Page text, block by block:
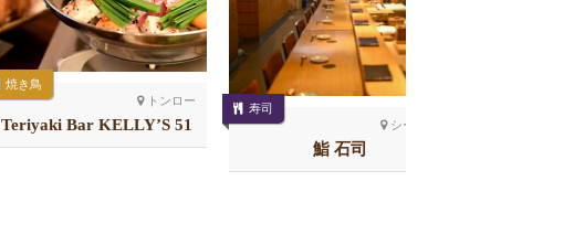
トンロー
焼き鳥
Teriyaki Bar KELLY’S 51
店
シーロム
寿司
鮨 石司